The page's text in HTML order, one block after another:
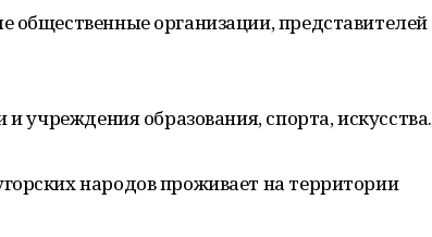
общественные организации, представителей
учреждения образования, спорта, искусства.
народов проживает на территории